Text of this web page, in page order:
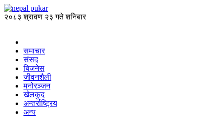
२०८३ श्रावण २३ गते शनिबार
समाचार
संसद
बिजनेस
जीवनशैली
मनोरञ्जन
खेलकुद
अन्तर्राष्ट्रिय
अन्य